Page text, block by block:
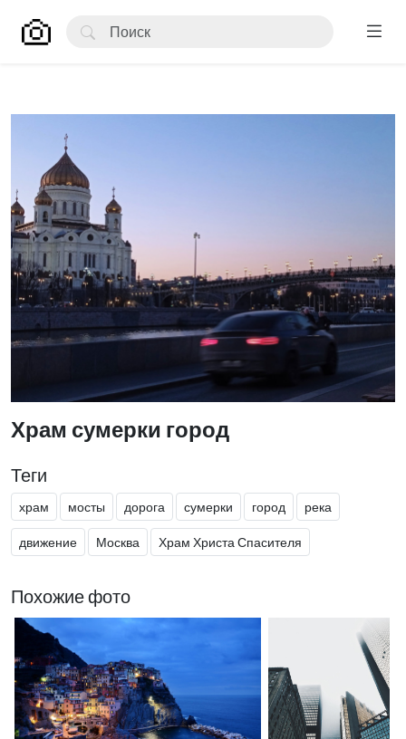
Храм сумерки город
Теги
храм мосты дорога сумерки город река
движение Москва Храм Христа Спасителя
Похожие фото